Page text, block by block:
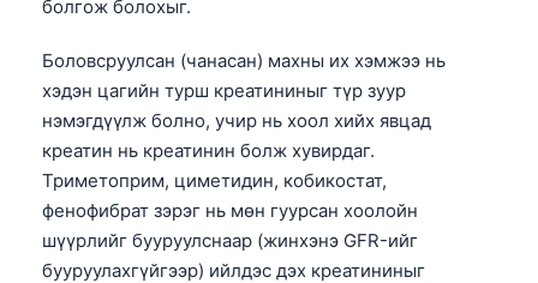
болгож болохыг.
Боловсруулсан (чанасан) махны их хэмжээ нь
хэдэн цагийн турш креатининыг түр зуур
нэмэгдүүлж болно, учир нь хоол хийх явцад
креатин нь креатинин болж хувирдаг.
Триметоприм, циметидин, кобикостат,
фенофибрат зэрэг нь мөн гуурсан хоолойн
шүүрлийг бууруулснаар (жинхэнэ GFR-ийг
бууруулахгүйгээр) ийлдэс дэх креатининыг
తెలుగు
தமிழ்
ગુજરાતી
ಕನ್ನಡ
മലയാളം
Bahasa Melayu